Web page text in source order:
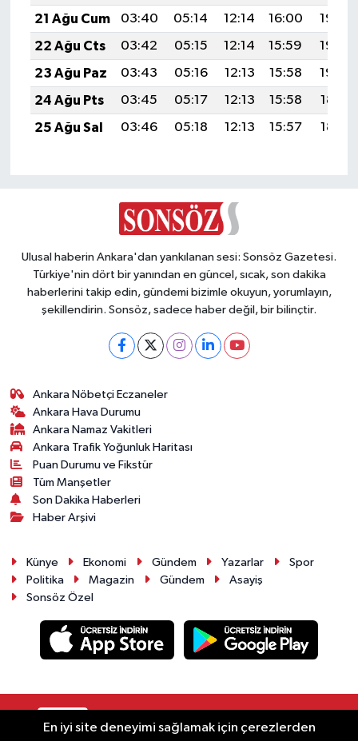
21 Ağu Cum
03:40 05:14 12:14 16:00
19:03
22 Ağu Cts
03:42 05:15 12:14 15:59
19:02
23 Ağu Paz
03:43 05:16 12:13 15:58
19:00
24 Ağu Pts
03:45 05:17 12:13 15:58
18:59
25 Ağu Sal
03:46 05:18 12:13 15:57 18:57
Ulusal haberin Ankara'dan yankılanan sesi: Sonsöz Gazetesi.
Türkiye'nin dört bir yanından en güncel, sıcak, son dakika
haberlerini takip edin, gündemi bizimle okuyun, yorumlayın,
şekillendirin. Sonsöz, sadece haber değil, bir bilinçtir.
Ankara Nöbetçi Eczaneler
Ankara Hava Durumu
Ankara Namaz Vakitleri
Ankara Trafik Yoğunluk Haritası
Puan Durumu ve Fikstür
Tüm Manşetler
Son Dakika Haberleri
Haber Arşivi
Künye Ekonomi Gündem Yazarlar
Spor
Politika
Magazin Gündem
Asayiş
Sonsöz Özel
RSS Copyright © 2025. Her hakkı saklıdır.
En iyi site deneyimi sağlamak için çerezlerden